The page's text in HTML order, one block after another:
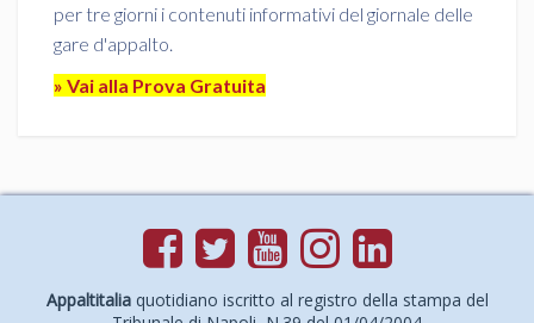
per tre giorni i contenuti informativi del giornale delle
gare d'appalto.
» Vai alla Prova Gratuita
Appaltitaliaquotidiano iscritto al registro della stampa del